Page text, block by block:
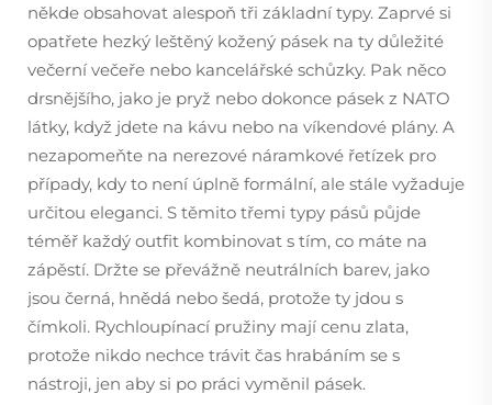
někde obsahovat alespoň tři základní typy. Zaprvé si
opatřete hezký leštěný kožený pásek na ty důležité
večerní večeře nebo kancelářské schůzky. Pak něco
drsnějšího, jako je pryž nebo dokonce pásek z NATO
látky, když jdete na kávu nebo na víkendové plány. A
nezapomeňte na nerezové náramkové řetízek pro
případy, kdy to není úplně formální, ale stále vyžaduje
určitou eleganci. S těmito třemi typy pásů půjde
téměř každý outfit kombinovat s tím, co máte na
zápěstí. Držte se převážně neutrálních barev, jako
jsou černá, hnědá nebo šedá, protože ty jdou s
čímkoli. Rychloupínací pružiny mají cenu zlata,
protože nikdo nechce trávit čas hrabáním se s
nástroji, jen aby si po práci vyměnil pásek.